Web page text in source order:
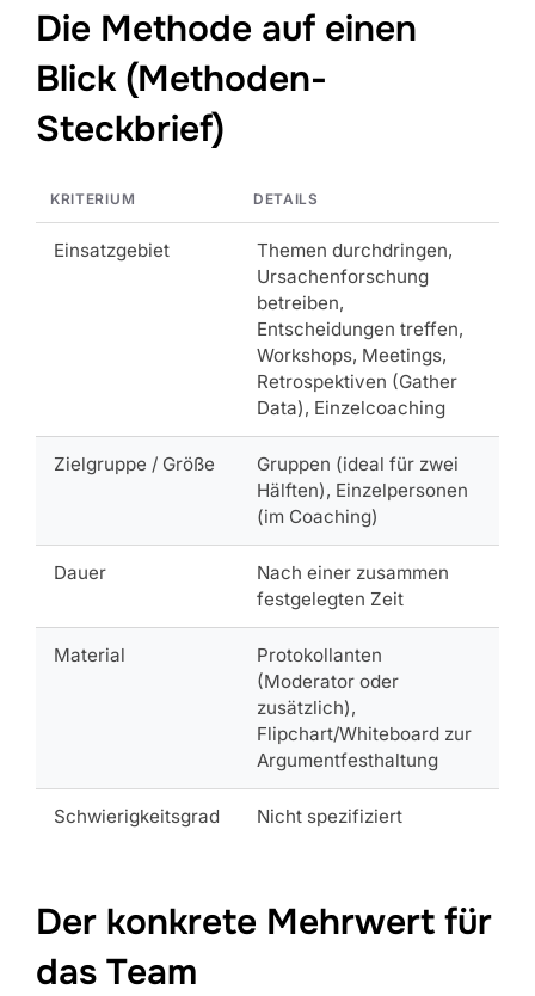
Die Methode auf einen
Blick (Methoden-
Steckbrief)
KRITERIUM DETAILS
Einsatzgebiet
Themen durchdringen,
Ursachenforschung
betreiben,
Entscheidungen treffen,
Workshops, Meetings,
Retrospektiven (Gather
Data), Einzelcoaching
Zielgruppe / Größe
Gruppen (ideal für zwei
Hälften), Einzelpersonen
(im Coaching)
Dauer
Nach einer zusammen
festgelegten Zeit
Material
Protokollanten
(Moderator oder
zusätzlich),
Flipchart/Whiteboard zur
Argumentfesthaltung
Schwierigkeitsgrad Nicht spezifiziert
Der konkrete Mehrwert für
das Team